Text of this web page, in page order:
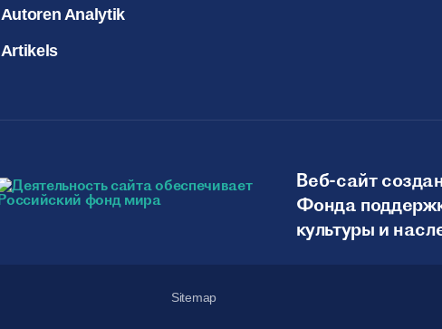
Autoren Analytik
Artikels
Веб-сайт
Фонда
культуры и
Sitemap